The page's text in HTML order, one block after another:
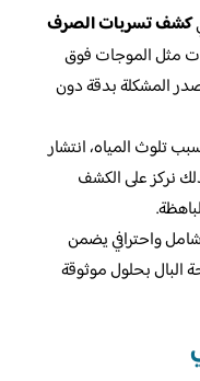
كشف تسربات الصرف
مثل الموجات فوق
المشكلة بدقة دون
تلوث المياه، انتشار
نركز على الكشف
واحترافي يضمن
البال بحلول موثوقة